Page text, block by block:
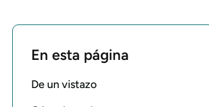
En esta página
De un vistazo